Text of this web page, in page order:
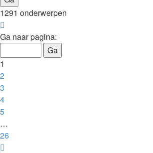
1291 onderwerpen
1
26
Ga naar pagina:
1
2
3
4
5
…
26